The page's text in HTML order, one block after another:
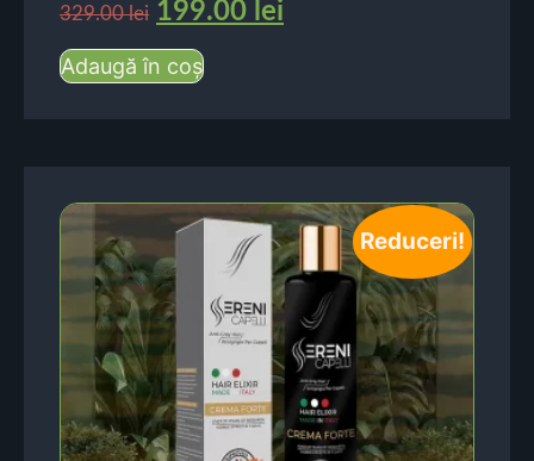
329.00lei 199.00 lei
Adaugă în coș
Reduceri!